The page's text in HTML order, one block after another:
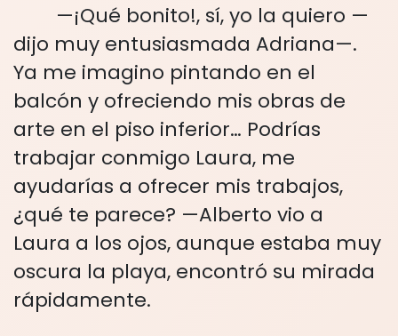
—¡Qué bonito!, sí, yo la quiero —
dijo muy entusiasmada Adriana—.
Ya me imagino pintando en el
balcón y ofreciendo mis obras de
arte en el piso inferior… Podrías
trabajar conmigo Laura, me
ayudarías a ofrecer mis trabajos,
¿qué te parece? —Alberto vio a
Laura a los ojos, aunque estaba muy
oscura la playa, encontró su mirada
rápidamente.